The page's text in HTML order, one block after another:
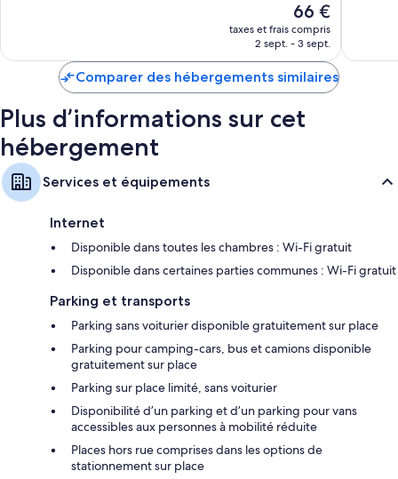
Lits avec matelas Tempur-Pedic et lits pliants/supplémentaires (en
supplément)
Salle de bains avec sèche-cheveux
Télévision à écran plat avec chaînes par câble
Balcon ou patio, service de ménage quotidien et
adaptateurs/chargeurs électriques
Le
nouveau
prix
de
66 €
taxes et frais compris
2 sept. - 3 sept.
Comparer des hébergements similaires
Plus d’informations sur cet
hébergement
Services et équipements
Internet
Disponible dans toutes les chambres : Wi-Fi gratuit
Disponible dans certaines parties communes : Wi-Fi gratuit
Parking et transports
Parking sans voiturier disponible gratuitement sur place
Parking pour camping-cars, bus et camions disponible
gratuitement sur place
Parking sur place limité, sans voiturier
Disponibilité d’un parking et d’un parking pour vans
accessibles aux personnes à mobilité réduite
Places hors rue comprises dans les options de
stationnement sur place